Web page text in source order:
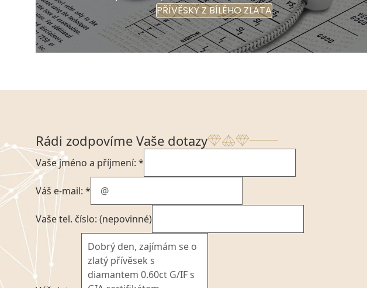
PŘÍVĚSKY Z BÍLÉHO ZLATA
Rádi zodpovíme Vaše dotazy
Vaše jméno a příjmení: *
Váš e-mail: *
Vaše tel. číslo: (nepovinné)